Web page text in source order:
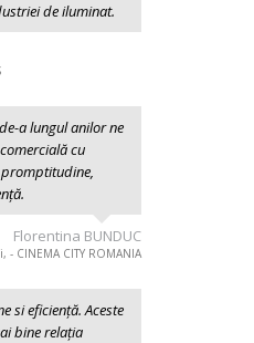
de iluminat.
a lungul anilor ne
cu
promptitudine,
Florentina BUNDUC
- CINEMA CITY ROMANIA
si eficiență. Aceste
bine relația